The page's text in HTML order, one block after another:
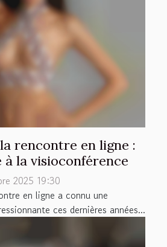
rencontre en ligne :
la visioconférence
2025 19:30
en ligne a connu une
ces dernières années...